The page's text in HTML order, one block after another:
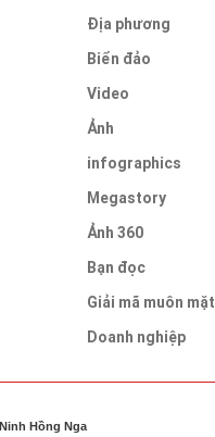
Địa phương
Biển đảo
Video
Ảnh
infographics
Megastory
Ảnh 360
Bạn đọc
Giải mã muôn mặt
Doanh nghiệp
Ninh Hồng Nga